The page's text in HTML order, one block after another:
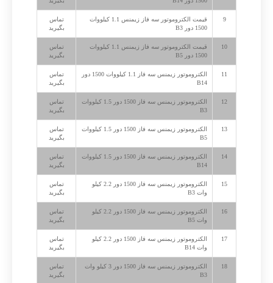
9
قیمت الکتروموتور سه فاز زیمنس 1.1 کیلووات
1500 دور B3
تماس
بگیرید
10
قیمت الکتروموتور سه فاز زیمنس 1.1 کیلووات
1500 دور B5
تماس
بگیرید
11
الکتروموتور زیمنس سه فاز 1.1 کیلووات 1500 دور
B14
تماس
بگیرید
12
الکتروموتور زیمنس سه فاز 1500 دور 1.5 کیلووات
B3
تماس
بگیرید
13
الکتروموتور زیمنس سه فاز 1500 دور 1.5 کیلووات
B5
تماس
بگیرید
14
الکتروموتور زیمنس سه فاز 1500 دور 1.5 کیلووات
B14
تماس
بگیرید
15
الکتروموتور زیمنس سه فاز 1500 دور 2.2 کیلو
وات B3
تماس
بگیرید
16
الکتروموتور زیمنس سه فاز 1500 دور 2.2 کیلو
وات B5
تماس
بگیرید
17
الکتروموتور زیمنس سه فاز 1500 دور 2.2 کیلو
وات B14
تماس
بگیرید
18
الکتروموتور زیمنس سه فاز 1500 دور 3 کیلو وات
B3
تماس
بگیرید